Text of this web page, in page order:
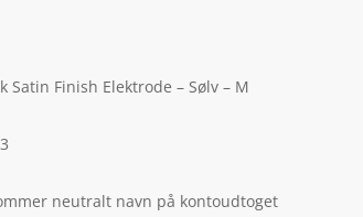
Satin Finish Elektrode – Sølv – M
neutralt navn på kontoudtoget